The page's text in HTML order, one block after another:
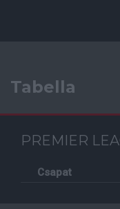
Tabella
PREMIER
Csapat